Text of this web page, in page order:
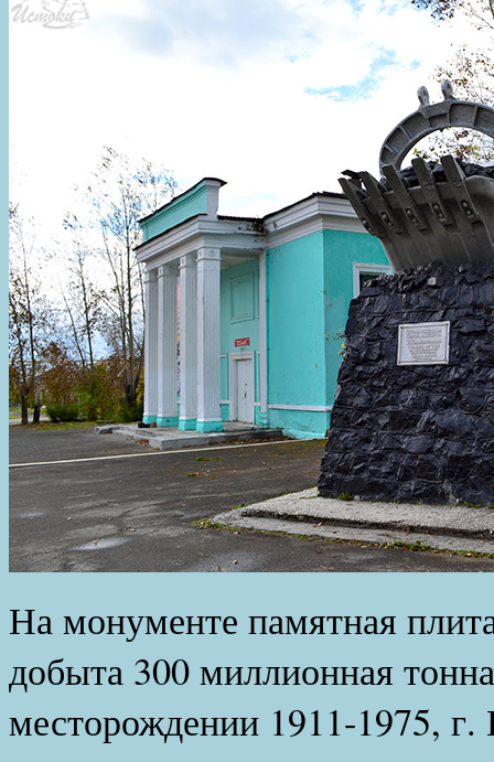
На монументе памятная
добыта 300 миллионная
месторождении 1911-1975, г.